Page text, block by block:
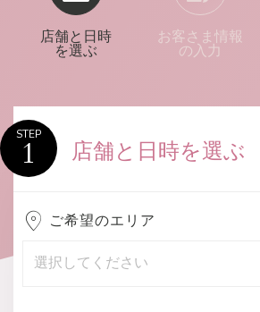
店舗と日時
を選ぶ
お客さま情報
の入力
STEP
1 店舗と日時を選ぶ
ご希望のエリア